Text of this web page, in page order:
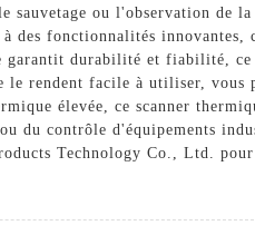
sauvetage ou l'observation de
des fonctionnalités
garantit durabilité et fiabilité,
rendent facile à utiliser, vous
élevée, ce scanner
du contrôle d'équipements
Technology Co., Ltd.